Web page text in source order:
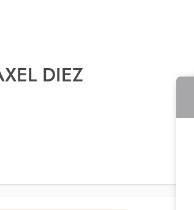
DIEZ